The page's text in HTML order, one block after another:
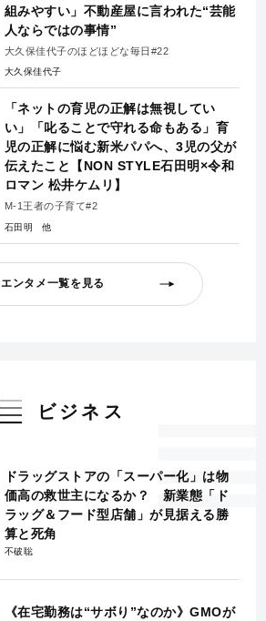
組みやすい」不動産屋に言われた“芸能
人ならではの事情”
大久保佳代子のほどほどな毎日#22
大久保佳代子
「ネットの育児の正解は無視してい
い」「叱ることで守れる命もある」育
児の正解に悩む新米パパへ、3児の父が
伝えたこと【NON STYLE石田明×令和
ロマン 松井ケムリ】
M-1王者の子育て#2
石田明
エンタメ一覧を見る
ビジネス
ドラッグストアの「スーパー化」は物
価高の救世主になるか？ 新業態「ド
ラッグ＆フード型店舗」が見据える勝
算と死角
不破聡
《在宅勤務は“サボり”なのか》GMOが